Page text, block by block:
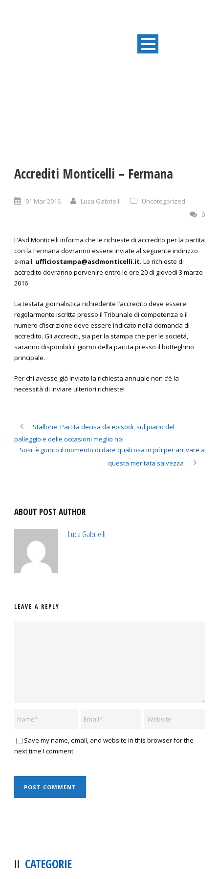
Accrediti Monticelli – Fermana
01 Mar 2016 Luca Gabrielli
Uncategorized
0
L’Asd Monticelli informa che le richieste di accredito per la partita
con la Fermana dovranno essere inviate al seguente indirizzo
e-mail: ufficiostampa@asdmonticelli.it. Le richieste di
accredito dovranno pervenire entro le ore 20 di giovedi 3 marzo
2016
La testata giornalistica richiedente l’accredito deve essere
regolarmente iscritta presso il Tribunale di competenza e il
numero d’iscrizione deve essere indicato nella domanda di
accredito. Gli accrediti, sia per la stampa che per le societá,
saranno disponibili il giorno della partita presso il botteghino
principale.
Per chi avesse già inviato la richiesta annuale non c’è la
necessità di inviare ulteriori richieste!
Stallone: Partita decisa da episodi, sul piano del
palleggio e delle occasioni meglio noi
Sosi: è giunto il momento di dare qualcosa in più per arrivare a
questa meritata salvezza
ABOUT POST AUTHOR
Luca Gabrielli
LEAVE A REPLY
Save my name, email, and website in this browser for the
next time I comment.
CATEGORIE